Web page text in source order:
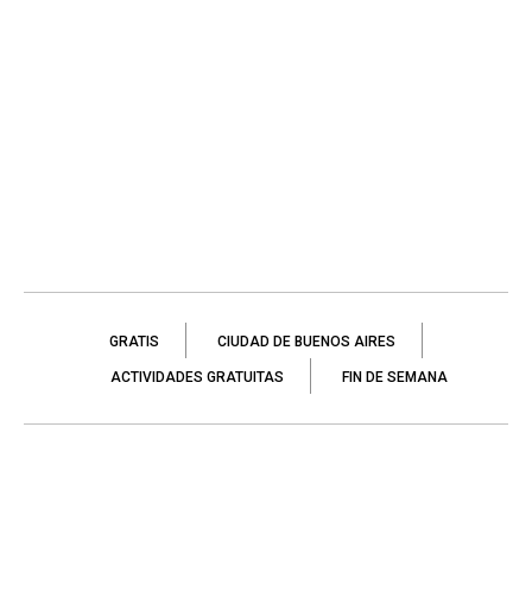
GRATIS CIUDAD DE BUENOS AIRES
ACTIVIDADES GRATUITAS FIN DE SEMANA